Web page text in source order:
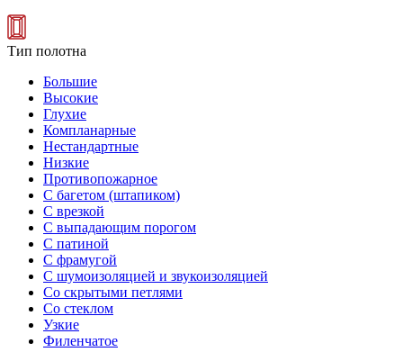
Тип полотна
Большие
Высокие
Глухие
Компланарные
Нестандартные
Низкие
Противопожарное
С багетом (штапиком)
С врезкой
С выпадающим порогом
С патиной
С фрамугой
С шумоизоляцией и звукоизоляцией
Со скрытыми петлями
Со стеклом
Узкие
Филенчатое